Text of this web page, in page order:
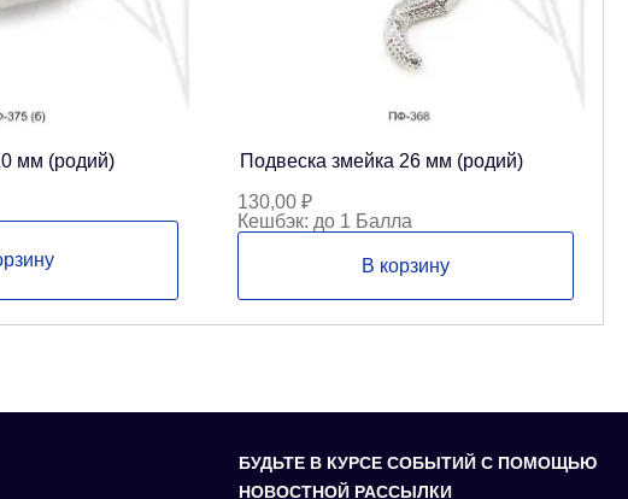
мм (родий)
Подвеска змейка 26 мм (родий)
130,00 ₽
Кешбэк: до 1 Балла
В корзину
БУДЬТЕ В КУРСЕ СОБЫТИЙ С ПОМОЩЬЮ
НОВОСТНОЙ РАССЫЛКИ